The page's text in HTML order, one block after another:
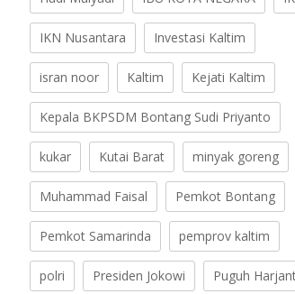
IKN Nusantara Investasi Kaltim
isran noor Kaltim Kejati Kaltim
Kepala BKPSDM Bontang Sudi Priyanto
kukar Kutai Barat minyak goreng
Muhammad Faisal Pemkot Bontang
Pemkot Samarinda pemprov kaltim
polri Presiden Jokowi Puguh